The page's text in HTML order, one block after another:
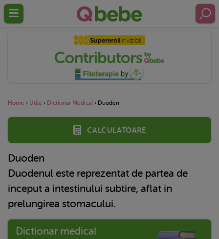
Home › Utile › Dictionar Medical › Duoden
Calculatoare
Duoden
Duodenul este reprezentat de partea de
inceput a intestinului subtire, aflat in
prelungirea stomacului.
Dictionar medical